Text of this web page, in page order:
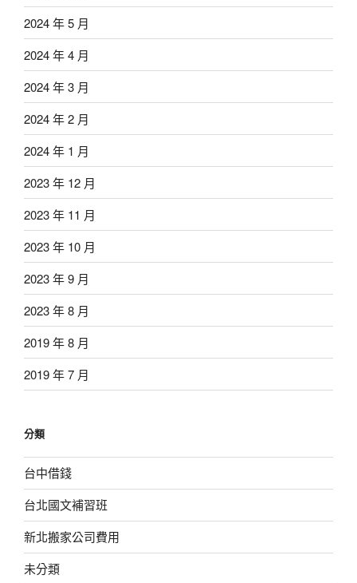
2024 年 5 月
2024 年 4 月
2024 年 3 月
2024 年 2 月
2024 年 1 月
2023 年 12 月
2023 年 11 月
2023 年 10 月
2023 年 9 月
2023 年 8 月
2019 年 8 月
2019 年 7 月
分類
台中借錢
台北國文補習班
新北搬家公司費用
未分類